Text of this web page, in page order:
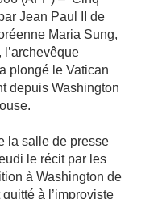
Jean Paul II de
Maria Sung,
plongé le Vatican
depuis Washington
la salle de presse
le récit par les
à Washington de
à l’improviste